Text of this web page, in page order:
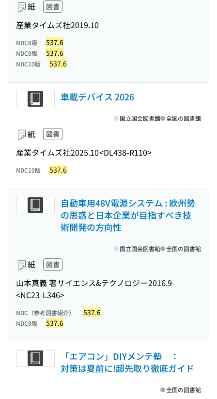
紙 図書
産業タイムズ社2019.10
NDC8版 537.6
NDC9版 537.6
NDC10版 537.6
車載デバイス 2026
紙 図書
産業タイムズ社2025.10<DL438-R110>
国立国会図書館 全国の図書館
NDC10版 537.6
自動車用48V電源システム : 欧州勢
の思惑と日本企業が目指すべき技
術開発の方向性
紙 図書
山本真義 著サイエンス&テクノロジー2016.9
<NC23-L346>
国立国会図書館 全国の図書館
NDC（参考図書紹介） 537.6
NDC9版 537.6
「エアコン」DIYメンテ塾 ：
対策は夏前に!超先取り徹底ガイド
全国の図書館